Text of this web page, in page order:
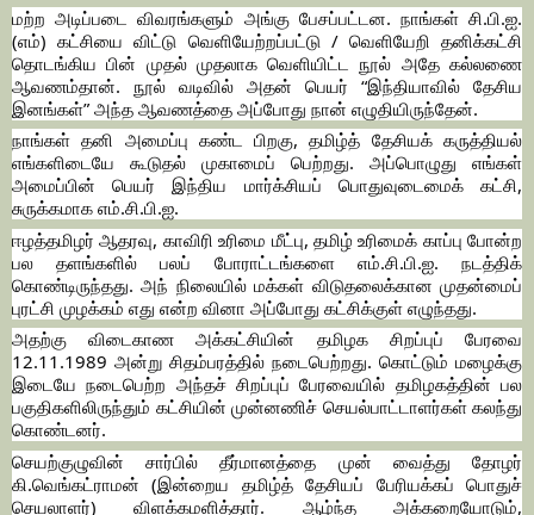
மற்ற அடிப்படை விவரங்களும் அங்கு பேசப்பட்டன. நாங்கள் சி.பி.ஐ.
(எம்) கட்சியை விட்டு வெளியேற்றப்பட்டு / வெளியேறி தனிக்கட்சி
தொடங்கிய பின் முதல் முதலாக வெளியிட்ட நூல் அதே கல்லணை
ஆவணம்தான். நூல் வடிவில் அதன் பெயர் “இந்தியாவில் தேசிய
இனங்கள்” அந்த ஆவணத்தை அப்போது நான் எழுதியிருந்தேன்.
நாங்கள் தனி அமைப்பு கண்ட பிறகு, தமிழ்த் தேசியக் கருத்தியல்
எங்களிடையே கூடுதல் முகாமைப் பெற்றது. அப்பொழுது எங்கள்
அமைப்பின் பெயர் இந்திய மார்க்சியப் பொதுவுடைமைக் கட்சி,
சுருக்கமாக எம்.சி.பி.ஐ.
ஈழத்தமிழர் ஆதரவு, காவிரி உரிமை மீட்பு, தமிழ் உரிமைக் காப்பு போன்ற
பல தளங்களில் பலப் போராட்டங்களை எம்.சி.பி.ஐ. நடத்திக்
கொண்டிருந்தது. அந் நிலையில் மக்கள் விடுதலைக்கான முதன்மைப்
புரட்சி முழக்கம் எது என்ற வினா அப்போது கட்சிக்குள் எழுந்தது.
அதற்கு விடைகாண அக்கட்சியின் தமிழக சிறப்புப் பேரவை
12.11.1989 அன்று சிதம்பரத்தில் நடைபெற்றது. கொட்டும் மழைக்கு
இடையே நடைபெற்ற அந்தச் சிறப்புப் பேரவையில் தமிழகத்தின் பல
பகுதிகளிலிருந்தும் கட்சியின் முன்னணிச் செயல்பாட்டாளர்கள் கலந்து
கொண்டனர்.
செயற்குழுவின் சார்பில் தீர்மானத்தை முன் வைத்து தோழர்
கி.வெங்கட்ராமன் (இன்றைய தமிழ்த் தேசியப் பேரியக்கப் பொதுச்
செயலாளர்) விளக்கமளித்தார். ஆழ்ந்த அக்கறையோடும்,